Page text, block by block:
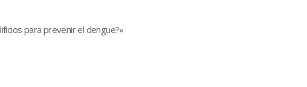
para prevenir el dengue?»